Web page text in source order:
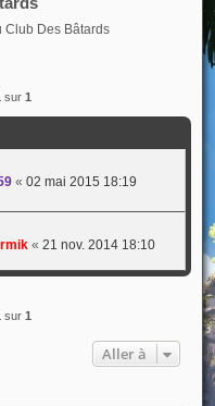
Club Des Bâtards
sur 1
« 02 mai 2015 18:19
« 21 nov. 2014 18:10
sur 1
Aller à